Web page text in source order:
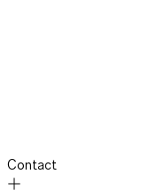
Contact